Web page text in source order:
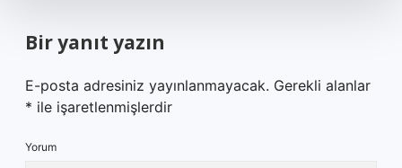
Bir yanıt yazın
E-posta adresiniz yayınlanmayacak. Gerekli alanlar
* ile işaretlenmişlerdir
Yorum